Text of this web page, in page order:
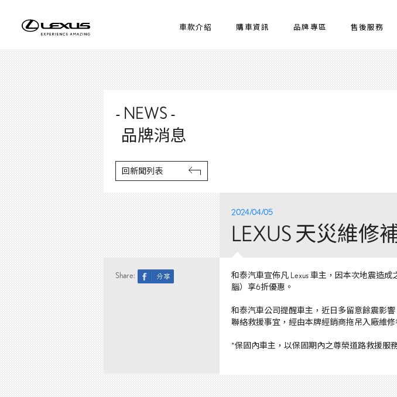
車款介紹 購車資訊 品牌專區 售後服務
- NEWS -
品牌消息
回新聞列表
2024/04/05
LEXUS 天災維修
Share: 和泰汽車宣佈凡 Lexus車主，因本次地震造成
腦）享6折優惠。
和泰汽車公司提醒車主，近日多留意餘震影
聯絡救援事宜，經由本牌經銷商拖吊入廠維
*保固內車主，以保固期內之尊榮道路救援服